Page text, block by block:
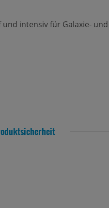
intensiv für Galaxie-